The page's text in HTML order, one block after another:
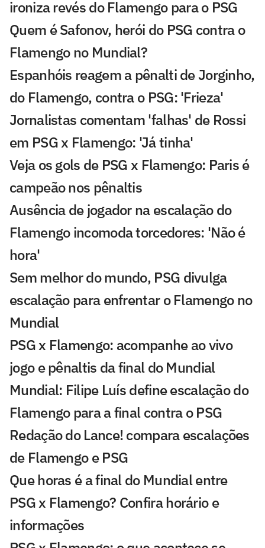
ironiza revés do Flamengo para o PSG
Quem é Safonov, herói do PSG contra o
Flamengo no Mundial?
Espanhóis reagem a pênalti de Jorginho,
do Flamengo, contra o PSG: 'Frieza'
Jornalistas comentam 'falhas' de Rossi
em PSG x Flamengo: 'Já tinha'
Veja os gols de PSG x Flamengo: Paris é
campeão nos pênaltis
Ausência de jogador na escalação do
Flamengo incomoda torcedores: 'Não é
hora'
Sem melhor do mundo, PSG divulga
escalação para enfrentar o Flamengo no
Mundial
PSG x Flamengo: acompanhe ao vivo
jogo e pênaltis da final do Mundial
Mundial: Filipe Luís define escalação do
Flamengo para a final contra o PSG
Redação do Lance! compara escalações
de Flamengo e PSG
Que horas é a final do Mundial entre
PSG x Flamengo? Confira horário e
informações